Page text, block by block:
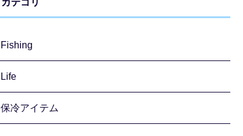
カテゴリ
Fishing
Life
保冷アイテム